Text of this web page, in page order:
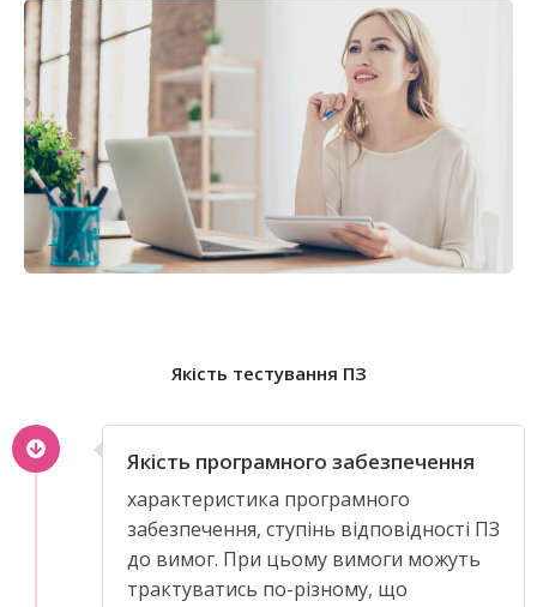
Якість тестування ПЗ
Якість програмного забезпечення
характеристика програмного
забезпечення, ступінь відповідності ПЗ
до вимог. При цьому вимоги можуть
трактуватись по-різному, що